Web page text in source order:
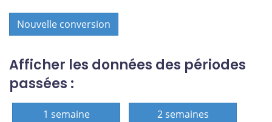
Nouvelle conversion
Afficher les données des périodes
passées :
1 semaine 2 semaines